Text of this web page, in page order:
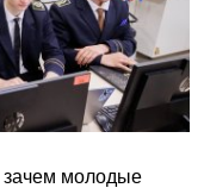
зачем молодые